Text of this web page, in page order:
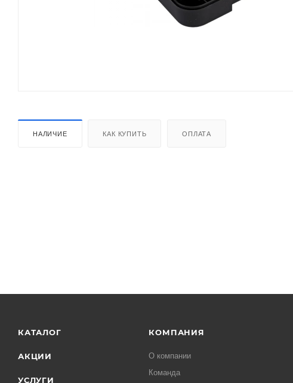
НАЛИЧИЕ КАК КУПИТЬ ОПЛАТА
КАТАЛОГ
АКЦИИ
УСЛУГИ
КОМПАНИЯ
О компании
Команда